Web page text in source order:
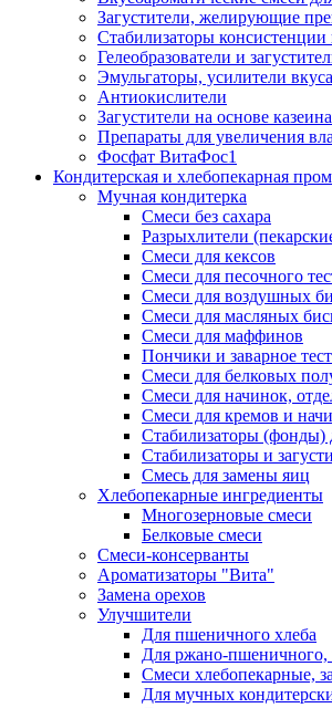
Загустители, желирующие
Стабилизаторы
Гелеобразователи и
Эмульгаторы, усилители вкуса
Антиокислители
Загустители на основе
Препараты для увеличения
Фосфат ВитаФос1
Кондитерская и хлебопекарная
Мучная кондитерка
Смеси без сахара
Разрыхлители
Смеси для кексов
Смеси для песочного
Смеси для воздушных
Смеси для масляных
Смеси для маффинов
Пончики и заварное
Cмеси для белковых
Смеси для начинок,
Смеси для кремов и
Стабилизаторы (фонды)
Стабилизаторы и
Смесь для замены яиц
Хлебопекарные ингредиенты
Многозерновые смеси
Белковые смеси
Смеси-консерванты
Ароматизаторы "Вита"
Замена орехов
Улучшители
Для пшеничного хлеба
Для ржано-пшеничного,
Смеси хлебопекарные,
Для мучных